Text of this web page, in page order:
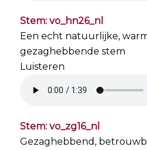
Stem: vo_hn26_nl
Een echt natuurlijke,
gezaghebbende stem
Luisteren
Stem: vo_zg16_nl
Gezaghebbend,